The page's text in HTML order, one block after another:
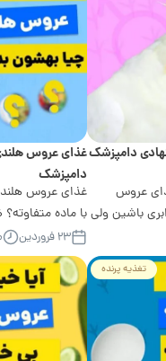
عروس
باشین ولی
دامپزشک
غذای عروس
با ماده
تو...۲۳ فروردین
تغذیه پرنده